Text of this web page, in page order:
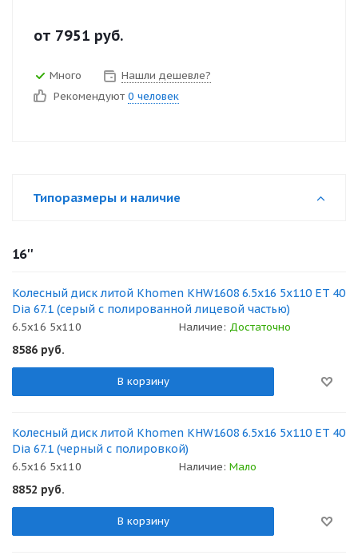
от 7951 руб.
Много
Нашли дешевле?
Рекомендуют 0 человек
Типоразмеры и наличие
16''
Колесный диск литой Khomen KHW1608 6.5x16 5x110 ET 40
Dia 67.1 (серый с полированной лицевой частью)
6.5x16 5x110 Наличие: Достаточно
8586 руб.
В корзину
Колесный диск литой Khomen KHW1608 6.5x16 5x110 ET 40
Dia 67.1 (черный с полировкой)
6.5x16 5x110 Наличие: Мало
8852 руб.
В корзину